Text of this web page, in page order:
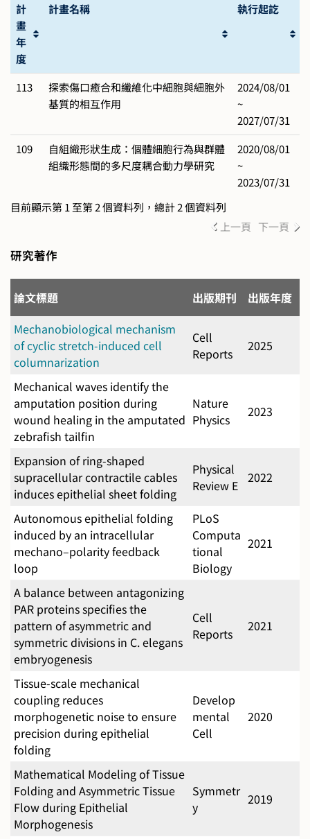
計
畫
年
度
計畫名稱 執行起訖
113
探索傷口癒合和纖維化中細胞與細胞外
基質的相互作用
2024/08/01
~
2027/07/31
109
自組織形狀生成：個體細胞行為與群體
組織形態間的多尺度耦合動力學研究
2020/08/01
~
2023/07/31
目前顯示第 1 至第 2 個資料列，總計 2 個資料列
上一頁 下一頁
研究著作
論文標題 出版期刊
出版年度
Mechanobiological mechanism
of cyclic stretch-induced cell
columnarization
Cell
Reports
2025
Mechanical waves identify the
amputation position during
wound healing in the amputated
zebrafish tailfin
Nature
Physics
2023
Expansion of ring-shaped
supracellular contractile cables
induces epithelial sheet folding
Physical
Review E 2022
Autonomous epithelial folding
induced by an intracellular
mechano–polarity feedback
loop
PLoS
Computa
tional
Biology
2021
A balance between antagonizing
PAR proteins specifies the
pattern of asymmetric and
symmetric divisions in C. elegans
embryogenesis
Cell
Reports
2021
Tissue-scale mechanical
coupling reduces
morphogenetic noise to ensure
precision during epithelial
folding
Develop
mental
Cell
2020
Mathematical Modeling of Tissue
Folding and Asymmetric Tissue
Flow during Epithelial
Morphogenesis
Symmetr
y
2019